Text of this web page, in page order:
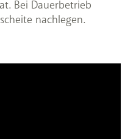
Bei Dauerbetrieb
nachlegen.